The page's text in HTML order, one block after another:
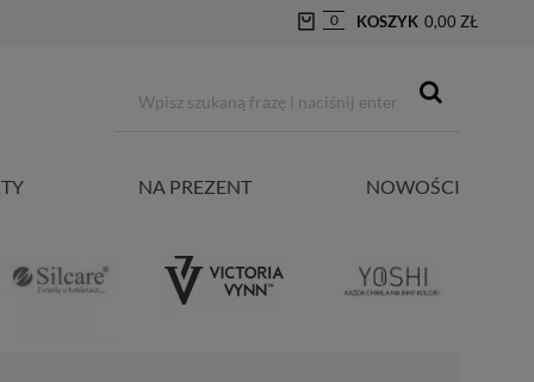
0 KOSZYK 0,00 ZŁ
NA PREZENT NOWOŚCI